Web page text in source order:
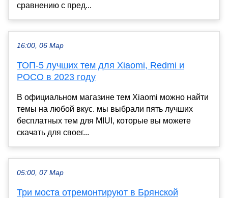
сравнению с пред...
16:00, 06 Мар
ТОП-5 лучших тем для Xiaomi, Redmi и
POCO в 2023 году
В официальном магазине тем Xiaomi можно найти
темы на любой вкус. мы выбрали пять лучших
бесплатных тем для MIUI, которые вы можете
скачать для своег...
05:00, 07 Мар
Три моста отремонтируют в Брянской